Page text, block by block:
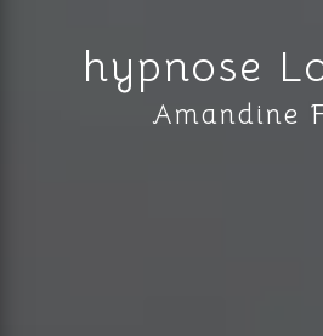
hypnose
Amandine